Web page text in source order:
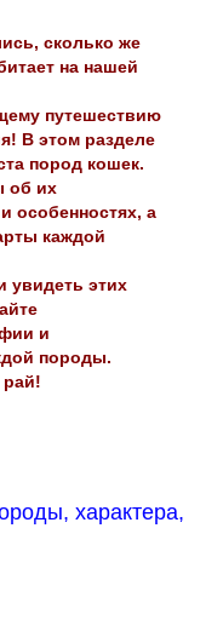
сколько же
на нашей
путешествию
В этом разделе
пород кошек.
об их
особенностях, а
каждой
увидеть этих
и
породы.
характера,